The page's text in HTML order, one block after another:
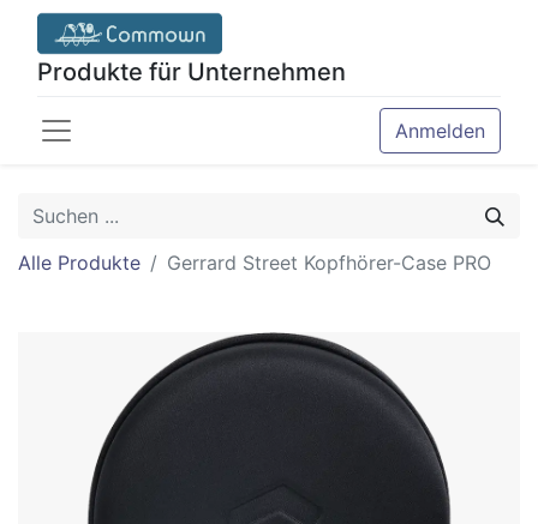
Produkte für Unternehmen
Anmelden
Alle Produkte Gerrard Street Kopfhörer-Case PRO